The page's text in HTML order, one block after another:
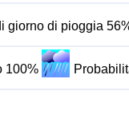
giorno di pioggia
100%